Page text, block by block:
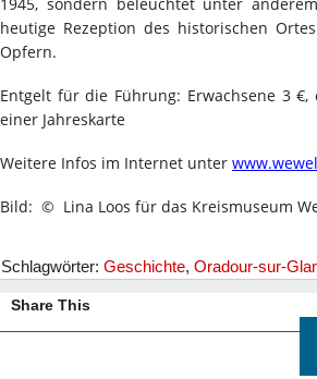
heutige Rezeption des historischen
Opfern.
Entgelt für die Führung: Erwachsene 3
einer Jahreskarte
Weitere Infos im Internet unter
Bild: © Lina Loos für das Kreismuseum
Schlagwörter: Geschichte, Oradour-sur-
Share This